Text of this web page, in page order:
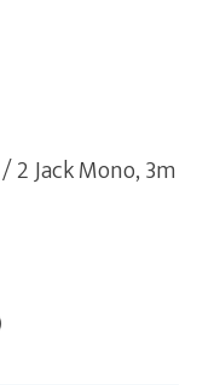
2 Jack Mono, 3m